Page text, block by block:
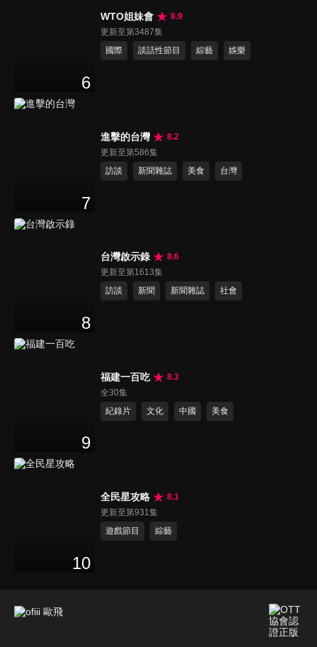
6
WTO姐妹會
8.9
更新至第3487集
國際
談話性節目 綜藝 娛樂
7
進擊的台灣
8.2
更新至第586集
訪談
新聞雜誌 美食 台灣
8
台灣啟示錄
8.6
更新至第1613集
訪談
新聞 新聞雜誌 社會
9
福建一百吃
8.3
全30集
紀錄片
文化 中國 美食
10
全民星攻略
8.1
更新至第931集
遊戲節目
綜藝